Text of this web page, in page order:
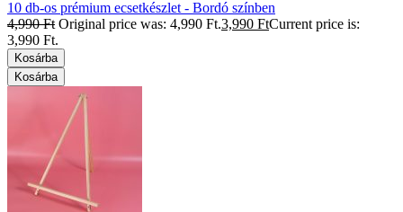
10 db-os prémium ecsetkészlet - Bordó színben
4,990Ft Original price was: 4,990 Ft.3,990 FtCurrent price is:
3,990 Ft.
Kosárba
Kosárba